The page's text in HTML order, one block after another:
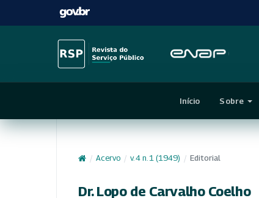
Início Sobre
/ Acervo / v. 4 n. 1 (1949) / Editorial
Dr. Lopo de Carvalho Coelho